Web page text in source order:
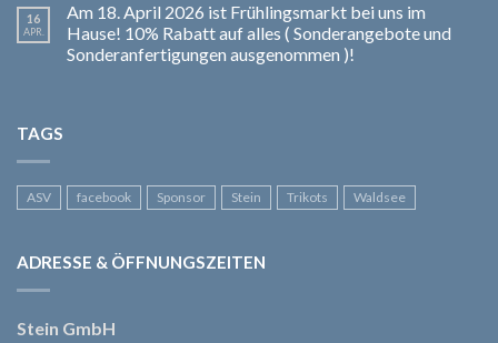
16
APR.
Am 18. April 2026 ist Frühlingsmarkt bei uns im
Hause! 10% Rabatt auf alles ( Sonderangebote und
Sonderanfertigungen ausgenommen )!
TAGS
ASV facebook Sponsor Stein Trikots Waldsee
ADRESSE & ÖFFNUNGSZEITEN
Stein GmbH